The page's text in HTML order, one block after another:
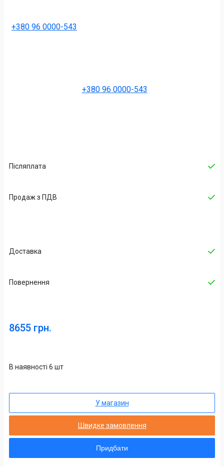
+380 96 0000-543
+380 96 0000-543
Післяплата
Продаж з ПДВ
Доставка
Повернення
8655 грн.
В наявності 6 шт
У магазин
Швидке замовлення
Придбати